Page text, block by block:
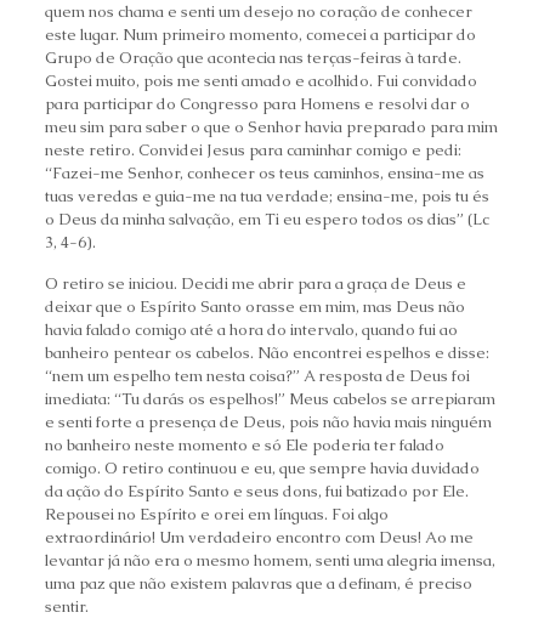
quem nos chama e senti um desejo no coração de conhecer
este lugar. Num primeiro momento, comecei a participar do
Grupo de Oração que acontecia nas terças-feiras à tarde.
Gostei muito, pois me senti amado e acolhido. Fui convidado
para participar do Congresso para Homens e resolvi dar o
meu sim para saber o que o Senhor havia preparado para mim
neste retiro. Convidei Jesus para caminhar comigo e pedi:
“Fazei-me Senhor, conhecer os teus caminhos, ensina-me as
tuas veredas e guia-me na tua verdade; ensina-me, pois tu és
o Deus da minha salvação, em Ti eu espero todos os dias” (Lc
3, 4-6).
O retiro se iniciou. Decidi me abrir para a graça de Deus e
deixar que o Espírito Santo orasse em mim, mas Deus não
havia falado comigo até a hora do intervalo, quando fui ao
banheiro pentear os cabelos. Não encontrei espelhos e disse:
“nem um espelho tem nesta coisa?” A resposta de Deus foi
imediata: “Tu darás os espelhos!” Meus cabelos se arrepiaram
e senti forte a presença de Deus, pois não havia mais ninguém
no banheiro neste momento e só Ele poderia ter falado
comigo. O retiro continuou e eu, que sempre havia duvidado
da ação do Espírito Santo e seus dons, fui batizado por Ele.
Repousei no Espírito e orei em línguas. Foi algo
extraordinário! Um verdadeiro encontro com Deus! Ao me
levantar já não era o mesmo homem, senti uma alegria imensa,
uma paz que não existem palavras que a definam, é preciso
sentir.